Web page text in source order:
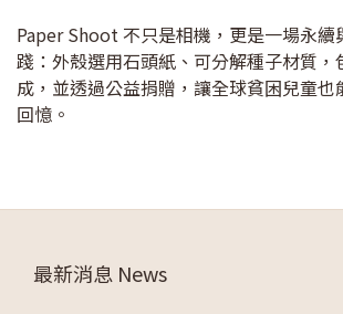
Paper Shoot 不只是相機，更是一場永續
踐：外殼選用石頭紙、可分解種子材質，
成，並透過公益捐贈，讓全球貧困兒童也
回憶。
最新消息 News